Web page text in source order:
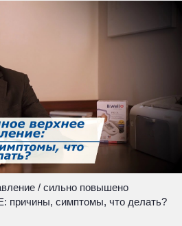
/ сильно повышено
причины, симптомы, что делать?